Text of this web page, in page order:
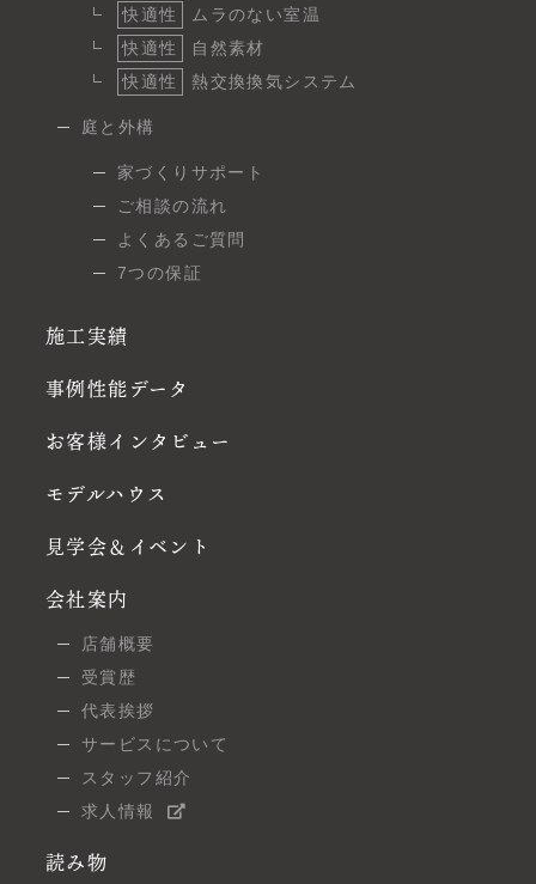
快適性
ムラのない室温
快適性
自然素材
快適性
熱交換換気システム
庭と外構
家づくりサポート
ご相談の流れ
よくあるご質問
7つの保証
施工実績
事例性能データ
お客様インタビュー
モデルハウス
見学会＆イベント
会社案内
店舗概要
受賞歴
代表挨拶
サービスについて
スタッフ紹介
求人情報
読み物